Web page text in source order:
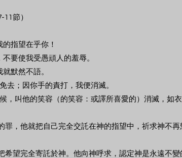
節）
指望在乎你！
要使我受愚頑人的羞辱。
默然不語。
去；因你手的責打，我便消滅。
，叫他的笑容（的笑容：或譯所喜愛的）消滅，如
罪，他就把自己完全交託在神的指望中，祈求神不
希望完全寄託於神。他向神呼求，認定神是永遠不